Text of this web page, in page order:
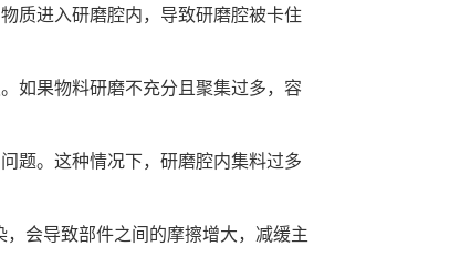
质进入研磨腔内，导致研磨腔被卡住
如果物料研磨不充分且聚集过多，容
题。这种情况下，研磨腔内集料过多
会导致部件之间的摩擦增大，减缓主